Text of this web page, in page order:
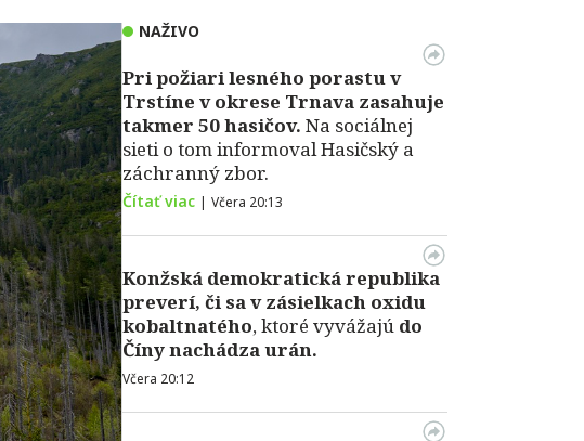
NAŽIVO
Pri požiari lesného porastu v
Trstíne v okrese Trnava zasahuje
takmer 50 hasičov. Na sociálnej
sieti o tom informoval Hasičský a
záchranný zbor.
Čítať viac | Včera 20:13
Konžská demokratická republika
preverí, či sa v zásielkach oxidu
kobaltnatého, ktoré vyvážajú do
Číny nachádza urán.
Včera 20:12